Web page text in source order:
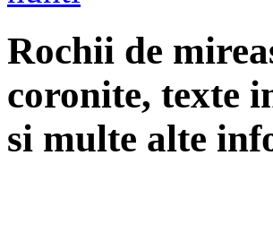
Rochii de
coronite, texte
si multe alte